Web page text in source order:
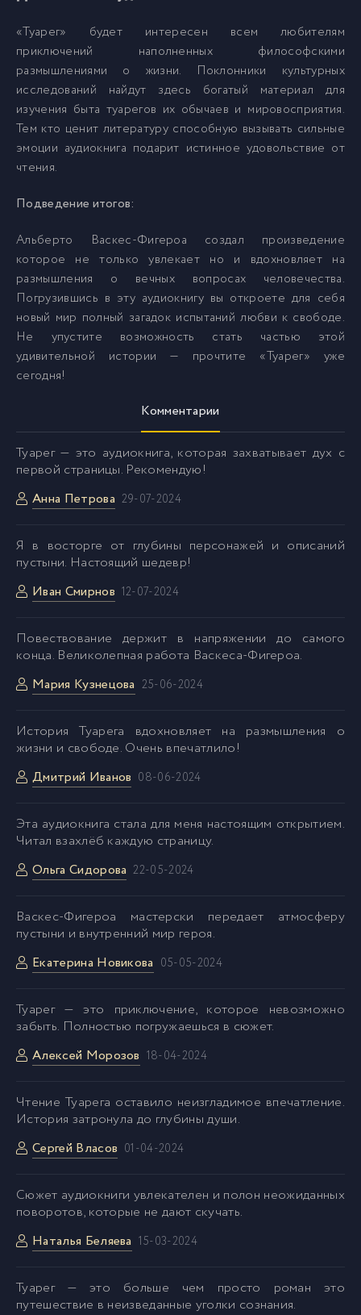
«Туарег» будет интересен всем любителям
приключений наполненных философскими
размышлениями о жизни. Поклонники культурных
исследований найдут здесь богатый материал для
изучения быта туарегов их обычаев и мировосприятия.
Тем кто ценит литературу способную вызывать сильные
эмоции аудиокнига подарит истинное удовольствие от
чтения.
Подведение итогов:
Альберто Васкес-Фигероа создал произведение
которое не только увлекает но и вдохновляет на
размышления о вечных вопросах человечества.
Погрузившись в эту аудиокнигу вы откроете для себя
новый мир полный загадок испытаний любви к свободе.
Не упустите возможность стать частью этой
удивительной истории — прочтите «Туарег» уже
сегодня!
Комментарии
Туарег — это аудиокнига, которая захватывает дух с
первой страницы. Рекомендую!
Анна Петрова 29-07-2024
Я в восторге от глубины персонажей и описаний
пустыни. Настоящий шедевр!
Иван Смирнов 12-07-2024
Повествование держит в напряжении до самого
конца. Великолепная работа Васкеса-Фигероа.
Мария Кузнецова 25-06-2024
История Туарега вдохновляет на размышления о
жизни и свободе. Очень впечатлило!
Дмитрий Иванов 08-06-2024
Эта аудиокнига стала для меня настоящим открытием.
Читал взахлёб каждую страницу.
Ольга Сидорова 22-05-2024
Васкес-Фигероа мастерски передает атмосферу
пустыни и внутренний мир героя.
Екатерина Новикова 05-05-2024
Туарег — это приключение, которое невозможно
забыть. Полностью погружаешься в сюжет.
Алексей Морозов 18-04-2024
Чтение Туарега оставило неизгладимое впечатление.
История затронула до глубины души.
Сергей Власов 01-04-2024
Cюжет аудиокниги увлекателен и полон неожиданных
поворотов, которые не дают скучать.
Наталья Беляева 15-03-2024
Туарег — это больше чем просто роман это
путешествие в неизведанные уголки сознания.